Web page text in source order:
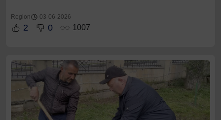
Region 03-06-2026
2 0 1007